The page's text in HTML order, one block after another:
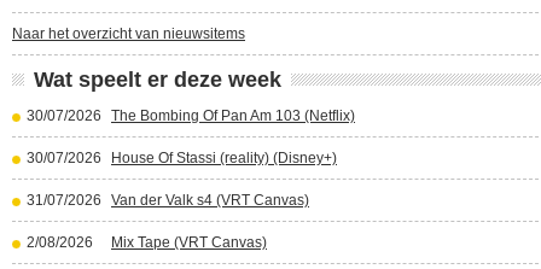
Naar het overzicht van nieuwsitems
Wat speelt er deze week
30/07/2026 The Bombing Of Pan Am 103 (Netflix)
30/07/2026 House Of Stassi (reality) (Disney+)
31/07/2026 Van der Valk s4 (VRT Canvas)
2/08/2026 Mix Tape (VRT Canvas)